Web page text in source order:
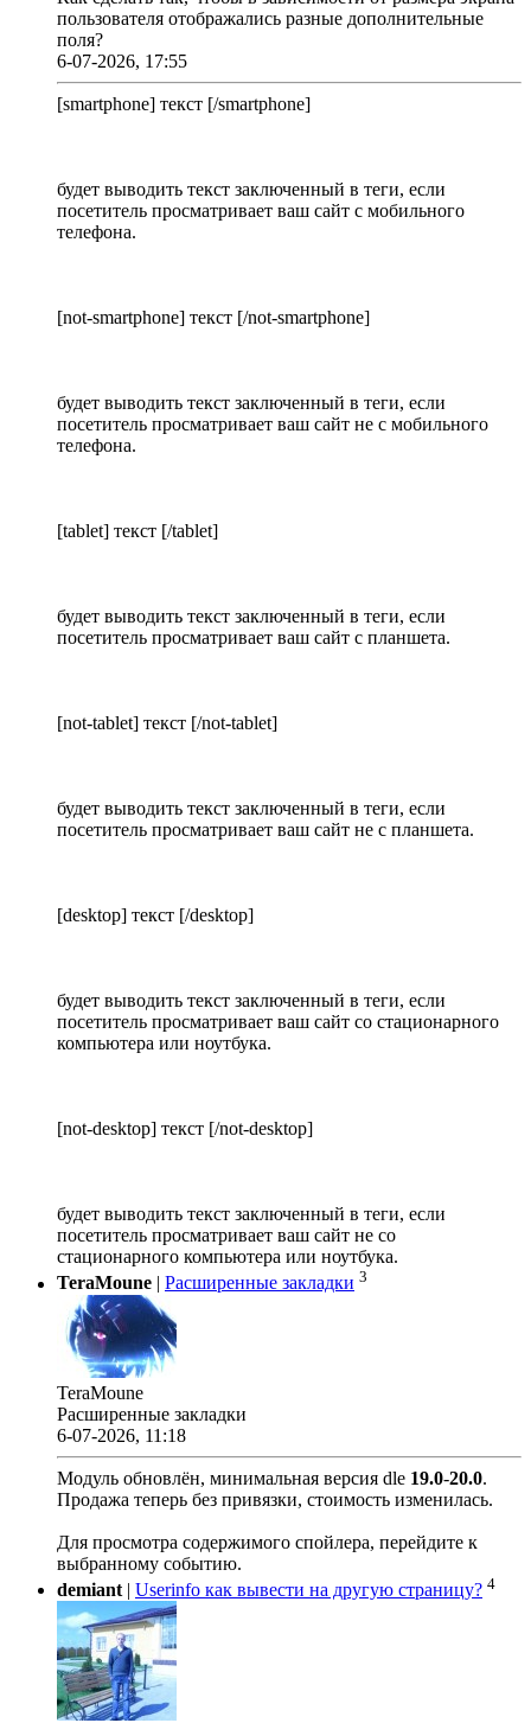
пользователя отображались разные дополнительные
поля?
6-07-2026, 17:55
[smartphone] текст [/smartphone]
будет выводить текст заключенный в теги, если
посетитель просматривает ваш сайт с мобильного
телефона.
[not-smartphone] текст [/not-smartphone]
будет выводить текст заключенный в теги, если
посетитель просматривает ваш сайт не с мобильного
телефона.
[tablet] текст [/tablet]
будет выводить текст заключенный в теги, если
посетитель просматривает ваш сайт с планшета.
[not-tablet] текст [/not-tablet]
будет выводить текст заключенный в теги, если
посетитель просматривает ваш сайт не с планшета.
[desktop] текст [/desktop]
будет выводить текст заключенный в теги, если
посетитель просматривает ваш сайт со стационарного
компьютера или ноутбука.
[not-desktop] текст [/not-desktop]
будет выводить текст заключенный в теги, если
посетитель просматривает ваш сайт не со
стационарного компьютера или ноутбука.
TeraMoune
Расширенные закладки 3
TeraMoune
Расширенные закладки
6-07-2026, 11:18
Модуль обновлён, минимальная версия dle 19.0-20.0.
Продажа теперь без привязки, стоимость изменилась.
Для просмотра содержимого спойлера, перейдите к
выбранному событию.
demiant | Userinfo как вывести на другую страницу? 4